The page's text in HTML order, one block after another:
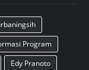
Program
Edy Pranoto